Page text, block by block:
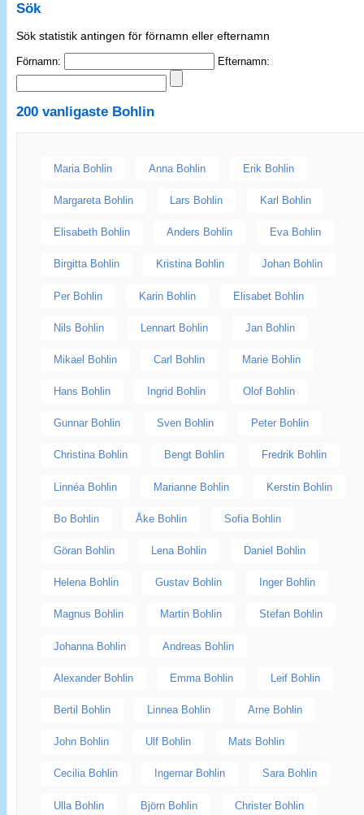
Sök
Sök statistik antingen för förnamn eller efternamn
Förnamn: Efternamn:
200 vanligaste Bohlin
Maria Bohlin Anna Bohlin Erik Bohlin
Margareta Bohlin Lars Bohlin Karl Bohlin
Elisabeth Bohlin Anders Bohlin Eva Bohlin
Birgitta Bohlin Kristina Bohlin Johan Bohlin
Per Bohlin Karin Bohlin Elisabet Bohlin
Nils Bohlin Lennart Bohlin Jan Bohlin
Mikael Bohlin Carl Bohlin Marie Bohlin
Hans Bohlin Ingrid Bohlin Olof Bohlin
Gunnar Bohlin Sven Bohlin Peter Bohlin
Christina Bohlin Bengt Bohlin Fredrik Bohlin
Linnéa Bohlin Marianne Bohlin Kerstin Bohlin
Bo Bohlin Åke Bohlin Sofia Bohlin
Göran Bohlin Lena Bohlin Daniel Bohlin
Helena Bohlin Gustav Bohlin Inger Bohlin
Magnus Bohlin Martin Bohlin Stefan Bohlin
Johanna Bohlin Andreas Bohlin
Alexander Bohlin Emma Bohlin Leif Bohlin
Bertil Bohlin Linnea Bohlin Arne Bohlin
John Bohlin Ulf Bohlin Mats Bohlin
Cecilia Bohlin Ingemar Bohlin Sara Bohlin
Ulla Bohlin Björn Bohlin Christer Bohlin